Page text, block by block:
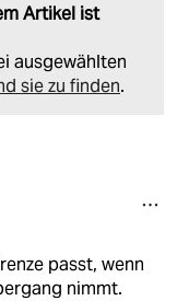
Artikel ist
ausgewählten
sie zu finden.
passt, wenn
nimmt.